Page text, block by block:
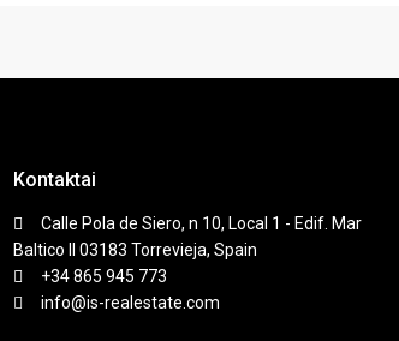
Kontaktai
Calle Pola de Siero, n 10, Local 1 - Edif. Mar
Baltico II 03183 Torrevieja, Spain
+34 865 945 773
info@is-realestate.com